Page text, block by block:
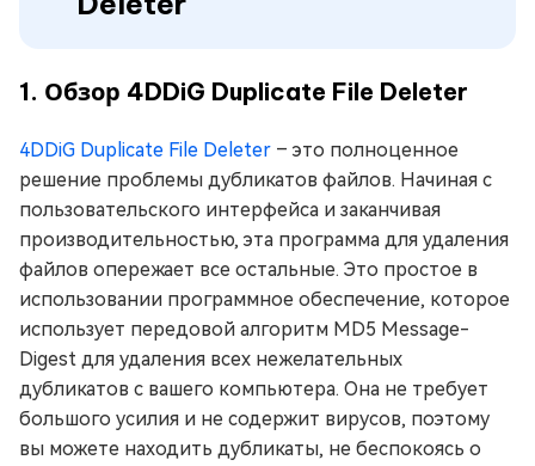
1. Обзор 4DDiG Duplicate File Deleter
4DDiG Duplicate File Deleter – это полноценное
решение проблемы дубликатов файлов. Начиная с
пользовательского интерфейса и заканчивая
производительностью, эта программа для удаления
файлов опережает все остальные. Это простое в
использовании программное обеспечение, которое
использует передовой алгоритм MD5 Message-
Digest для удаления всех нежелательных
дубликатов с вашего компьютера. Она не требует
большого усилия и не содержит вирусов, поэтому
вы можете находить дубликаты, не беспокоясь о